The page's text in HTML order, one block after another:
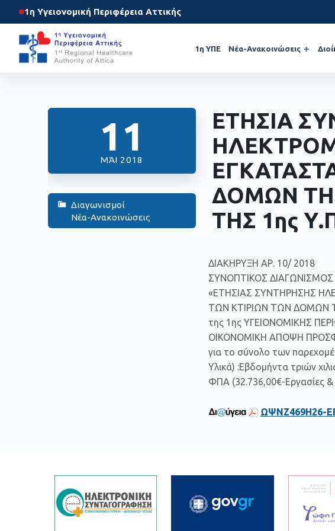
1η Υγειονομική Περιφέρεια Αττικής
1η ΥΠΕ Νέα-Ανακοινώσεις
11
ΜΆΙ 2018
Διαγωνισμοί
Νέα-Ανακοινώσεις
ΕΤΗΣΙΑ
ΔΟΜΩΝ
ΤΗΣ 1ης
ΔΙΑΚΗΡΥΞΗ ΑΡ. 10/ 2018
ΣΥΝΟΠΤΙΚΟΣ
«ΕΤΗΣΙΑΣ ΣΥΝΤΗΡΗΣΗΣ
ΤΩΝ ΚΤΙΡΙΩΝ ΤΩΝ ΔΟΜΩΝ
της 1ης ΥΓΕΙΟΝΟΜΙΚΗΣ
ΟΙΚΟΝΟΜΙΚΗ ΑΠΟΨΗ
για το σύνολο των
Υλικά) :Εβδομήντα τριών
ΦΠΑ (32.736,00€-Εργασίες
ΩΨΝΖ469Η26-